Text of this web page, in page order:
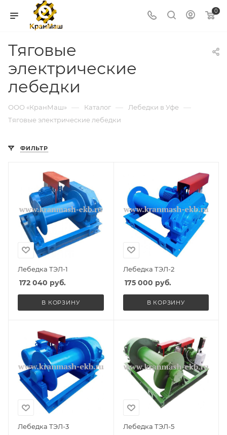
0
Тяговые
электрические
лебедки
ООО «КранМаш» — Каталог — Лебедки в Уфе —
Тяговые электрические лебедки
ФИЛЬТР
Лебедка ТЭЛ-1
172 040 руб.
В КОРЗИНУ
Лебедка ТЭЛ-2
175 000 руб.
В КОРЗИНУ
Лебедка ТЭЛ-3 Лебедка ТЭЛ-5